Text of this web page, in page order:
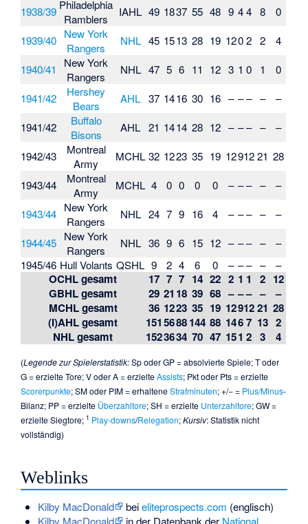
1938/39 Philadelphia
Ramblers
IAHL 49 1837 55 48 9 4 4 8
0
1939/40 New York
Rangers
NHL 45 1513 28 19 120 2 2
4
1940/41
New York
Rangers
NHL 47 5 6 11 12 3 1 0 1
0
1941/42
Hershey
Bears
AHL 37 1416 30 16 – – – –
–
1941/42
Buffalo
Bisons
AHL 21 1414 28 12 – – – –
–
1942/43
Montreal
Army
MCHL 32 1223 35 19 1291221 28
1943/44
Montreal
Army
MCHL 4 0 0 0 0 – – – –
–
1943/44 New York
Rangers
NHL 24 7 9 16 4 – – – –
–
1944/45 New York
Rangers
NHL 36 9 6 15 12 – – – –
–
1945/46 Hull Volants QSHL 9 2 4 6 0 – – – – –
OCHL gesamt 17 7 7 14 22 2 1 1 2 12
GBHL gesamt
29 21 18 39 68 – – – –
–
MCHL gesamt
36 1223 35 19 1291221 28
(I)AHL gesamt
1515688144 88 146 7 13 2
NHL gesamt
1523634 70 47 151 2 3 4
(Legende zur Spielerstatistik:Sp oder GP = absolvierte Spiele; T oder
G = erzielte Tore; V oder A = erzielteAssists; Pkt oder Pts = erzielte
Scorerpunkte; SM oder PIM = erhalteneStrafminuten; +/− = Plus/Minus-
Bilanz; PP = erzielte Überzahltore; SH = erzielte Unterzahltore; GW =
erzielte Siegtore; 1 Play-downs/Relegation;Kursiv: Statistik nicht
vollständig)
Weblinks
Kilby MacDonald beieliteprospects.com (englisch)
Kilby MacDonald
in der Datenbank der National